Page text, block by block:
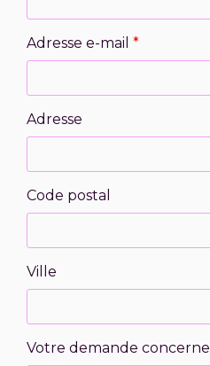
Adresse e-mail *
Adresse
Code postal
Ville
Votre demande concerne